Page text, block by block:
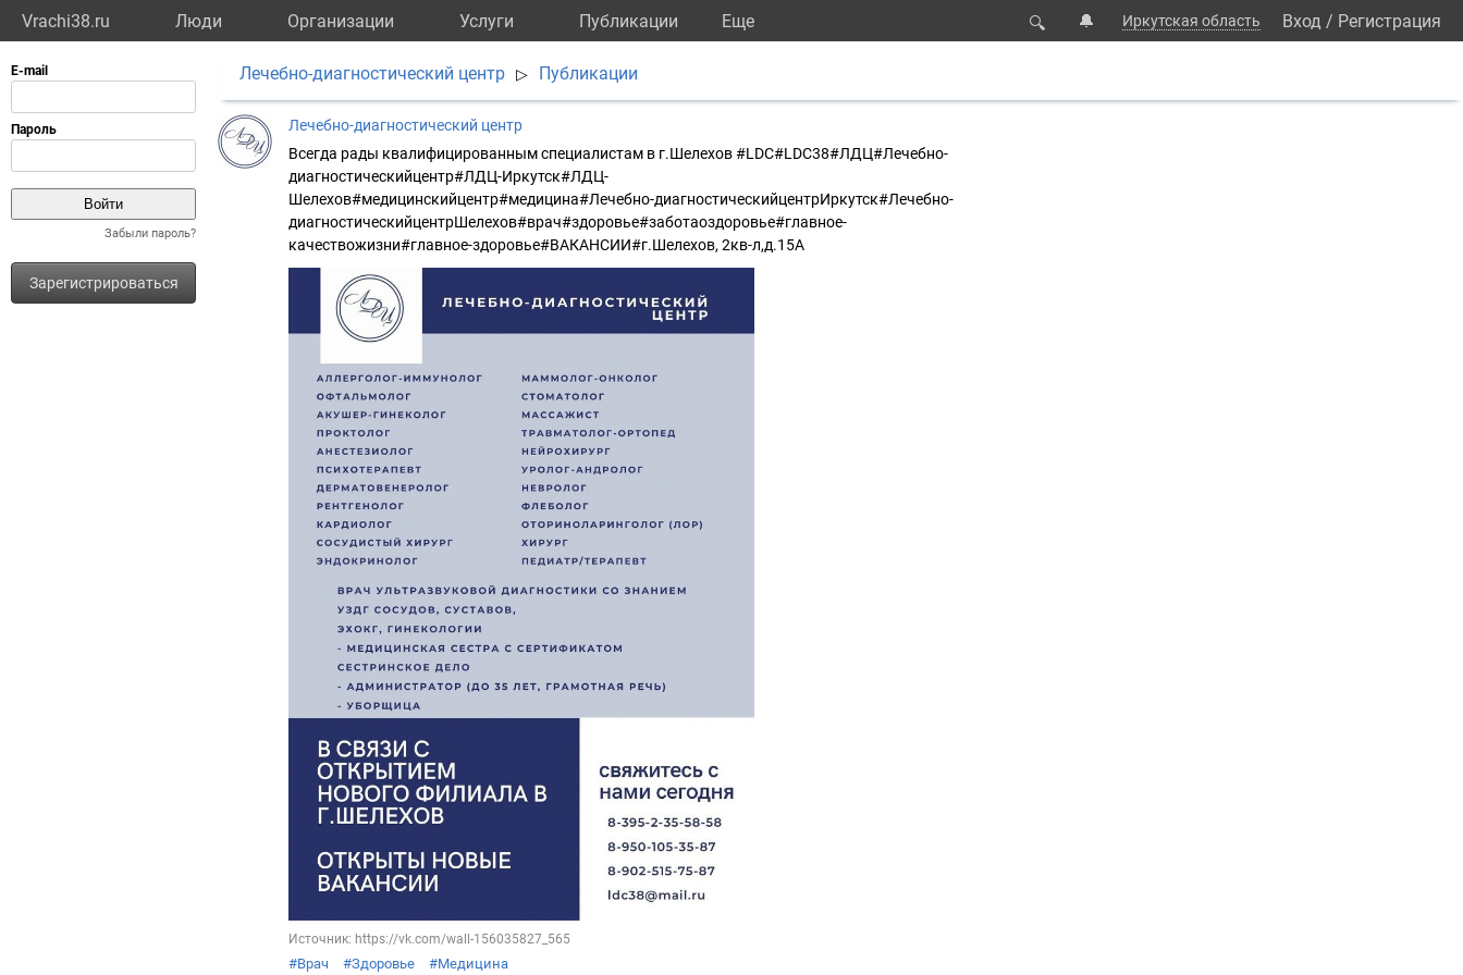
Vrachi38.ru Люди Организации Услуги Публикации Eще 🔍 🔔 Иркутская область Вход / Регистрация
Забыли пароль?
Зарегистрироваться
Лечебно-диагностический центр ▷ Публикации
Лечебно-диагностический центр
Всегда рады квалифицированным специалистам в г.Шелехов #LDC#LDC38#ЛДЦ#Лечебно-
диагностическийцентр#ЛДЦ-Иркутск#ЛДЦ-
Шелехов#медицинскийцентр#медицина#Лечебно-диагностическийцентрИркутск#Лечебно-
диагностическийцентрШелехов#врач#здоровье#заботаоздоровье#главное-
качествожизни#главное-здоровье#ВАКАНСИИ#г.Шелехов, 2кв-л,д.15А
Источник: https://vk.com/wall-156035827_565
#Врач #Здоровье #Медицина